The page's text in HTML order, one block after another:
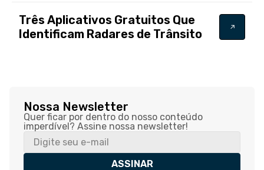
Três Aplicativos Gratuitos Que
Identificam Radares de Trânsito
Nossa Newsletter
Quer ficar por dentro do nosso conteúdo
imperdível? Assine nossa newsletter!
ASSINAR